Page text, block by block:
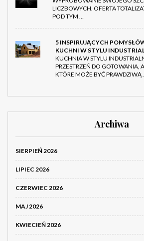
LICZBOWYCH. OFERTA
POD TYM …
5 INSPIRUJĄCYCH
KUCHNI W STYLU
KUCHNIA W STYLU
PRZESTRZEŃ DO GOTOWANIA,
KTÓRE MOŻE BYĆ PRAWDZIWĄ
Archiwa
SIERPIEŃ 2026
LIPIEC 2026
CZERWIEC 2026
MAJ 2026
KWIECIEŃ 2026